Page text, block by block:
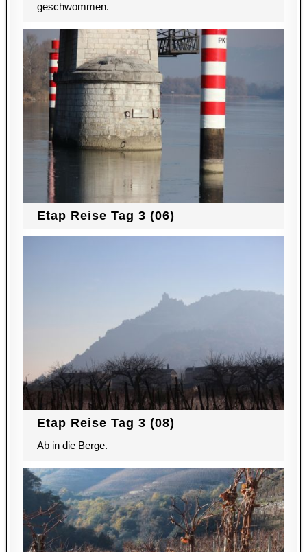
geschwommen.
Etap Reise Tag 3 (06)
Etap Reise Tag 3 (08)
Ab in die Berge.